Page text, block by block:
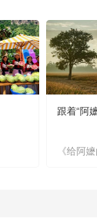
跟着“阿
《给阿